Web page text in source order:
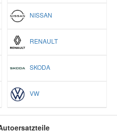
NISSAN
RENAULT
SKODA
VW